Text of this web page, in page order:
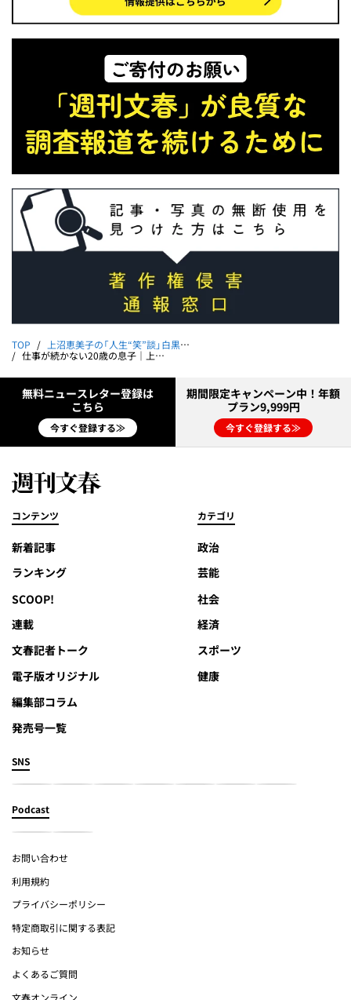
TOP 上沼恵美子の「人生“笑”談」白黒つけましょ
仕事が続かない20歳の息子｜上沼恵美子の「人生“笑”談」白黒つけましょ 第46回
無料ニュースレター登録は
こちら
今すぐ登録する≫
期間限定キャンペーン中！年額
プラン9,999円
今すぐ登録する≫
コンテンツ
新着記事
ランキング
SCOOP!
連載
文春記者トーク
電子版オリジナル
編集部コラム
発売号一覧
カテゴリ
政治
芸能
社会
経済
スポーツ
健康
SNS
Podcast
お問い合わせ
利用規約
プライバシーポリシー
特定商取引に関する表記
お知らせ
よくあるご質問
文春オンライン